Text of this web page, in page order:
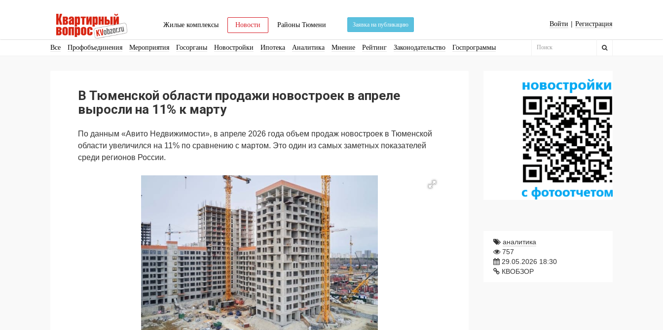
Жилые комплексы Новости Районы Тюмени Заявка на публикацию Войти | Регистрация
Все Профобъединения Мероприятия Госорганы Новостройки Ипотека Аналитика Мнение Рейтинг Законодательство Госпрограммы
В Тюменской области продажи новостроек в апреле
выросли на 11% к марту
По данным «Авито Недвижимости», в апреле 2026 года объем продаж новостроек в Тюменской
области увеличился на 11% по сравнению с мартом. Это один из самых заметных показателей
среди регионов России.
аналитика
757
29.05.2026 18:30
КВОБЗОР